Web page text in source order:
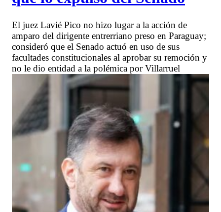
El juez Lavié Pico no hizo lugar a la acción de
amparo del dirigente entrerriano preso en Paraguay;
consideró que el Senado actuó en uso de sus
facultades constitucionales al aprobar su remoción y
no le dio entidad a la polémica por Villarruel